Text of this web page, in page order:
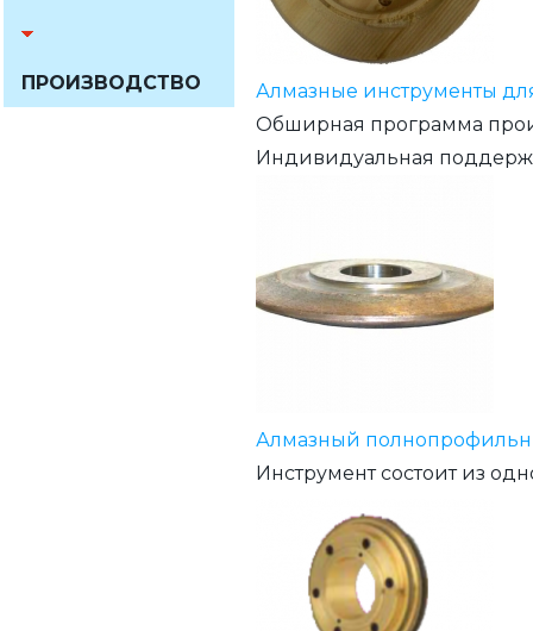
ПРОИЗВОДСТВО
Алмазные инструменты
Обширная программа
Индивидуальная
Алмазный
Инструмент состоит из